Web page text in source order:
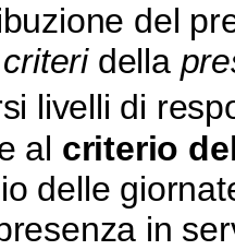
del
della
livelli di
al criterio
delle
in